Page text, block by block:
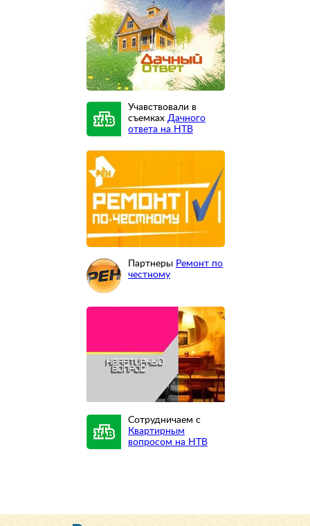
Учавствовали в
съемках Дачного
ответа на НТВ
Партнеры Ремонт по
честному
Сотрудничаем с
Квартирным
вопросом на НТВ